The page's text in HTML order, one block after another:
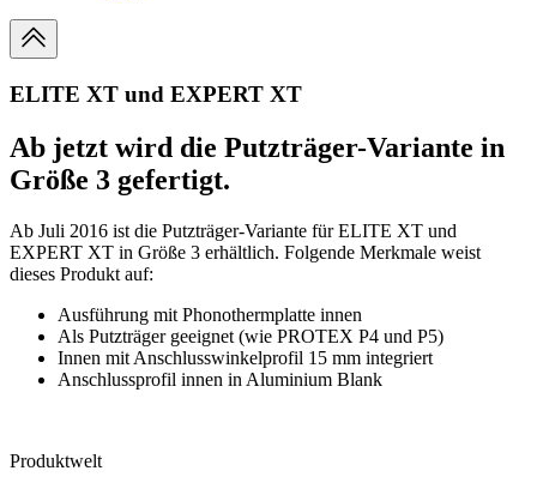
ELITE XT und EXPERT XT
Ab jetzt wird die Putzträger-Variante in
Größe 3 gefertigt.
Ab Juli 2016 ist die Putzträger-Variante für ELITE XT und
EXPERT XT in Größe 3 erhältlich. Folgende Merkmale weist
dieses Produkt auf:
Ausführung mit Phonothermplatte innen
Als Putzträger geeignet (wie PROTEX P4 und P5)
Innen mit Anschlusswinkelprofil 15 mm integriert
Anschlussprofil innen in Aluminium Blank
Produktwelt